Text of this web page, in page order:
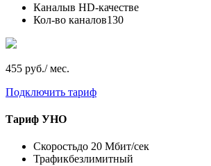
Каналыв HD-качестве
Кол-во каналов130
455 руб./ мес.
Подключить тариф
Тариф УНО
Скоростьдо 20 Мбит/сек
Трафикбезлимитный